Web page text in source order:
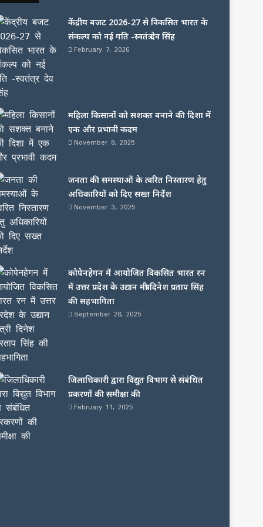
केंद्रीय बजट 2026-27 से विकसित भारत के
संकल्प को नई गति -स्वतंत्र देव सिंह
February 7, 2026
महिला किसानों को सशक्त बनाने की दिशा में
एक और प्रभावी कदम
November 8, 2025
जनता की समस्याओं के त्वरित निस्तारण हेतु
अधिकारियों को दिए सख्त निर्देश
November 3, 2025
कोपेनहेगन में आयोजित विकसित भारत रन
में उत्तर प्रदेश के उद्यान मंत्री दिनेश प्रताप सिंह
की सहभागिता
September 28, 2025
जिलाधिकारी द्वारा विद्युत विभाग से संबंधित
प्रकरणों की समीक्षा की
February 11, 2025